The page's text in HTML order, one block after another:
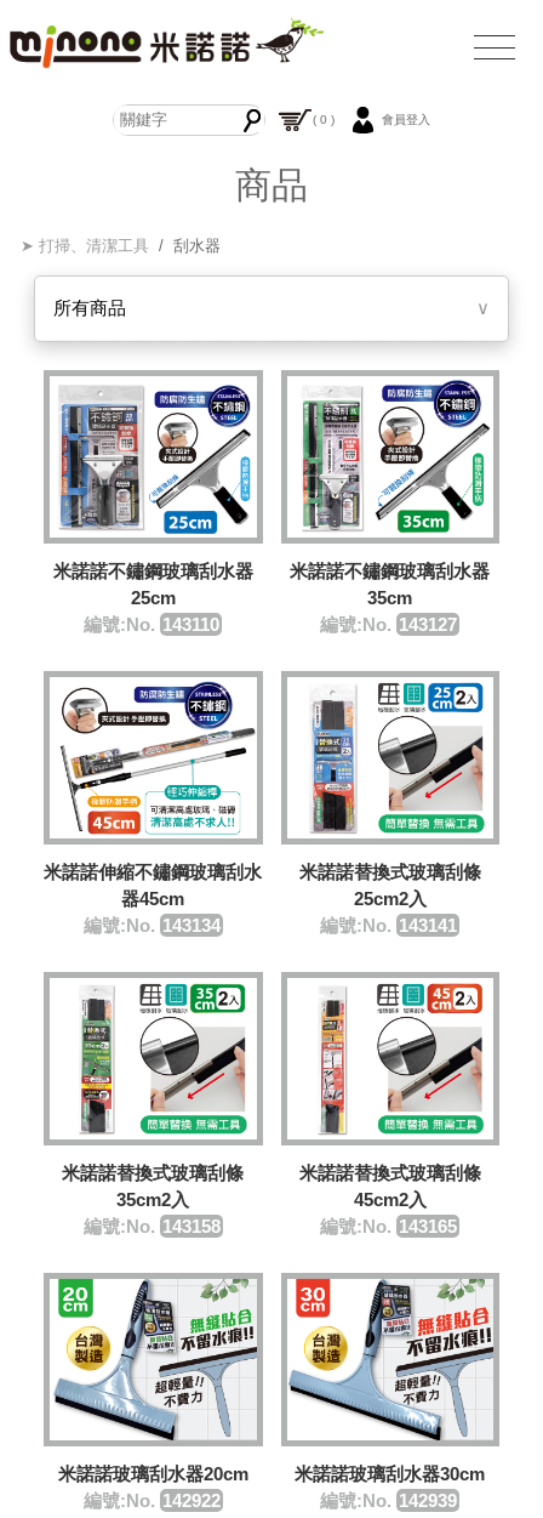
( 0 ) 會員登入
商品
➤ 打掃、清潔工具 / 刮水器
所有商品 ∨
米諾諾不鏽鋼玻璃刮水器
25cm
編號:No. 143110
米諾諾不鏽鋼玻璃刮水器
35cm
編號:No. 143127
米諾諾伸縮不鏽鋼玻璃刮水
器45cm
編號:No. 143134
米諾諾替換式玻璃刮條
25cm2入
編號:No. 143141
米諾諾替換式玻璃刮條
35cm2入
編號:No. 143158
米諾諾替換式玻璃刮條
45cm2入
編號:No. 143165
米諾諾玻璃刮水器20cm
編號:No. 142922
米諾諾玻璃刮水器30cm
編號:No. 142939